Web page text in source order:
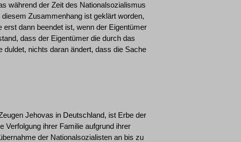
während der Zeit des Nationalsozialismus
Zusammenhang ist geklärt worden,
dann beendet ist, wenn der Eigentümer
dass der Eigentümer die durch das
nichts daran ändert, dass die Sache
Jehovas in Deutschland, ist Erbe der
Verfolgung ihrer Familie aufgrund ihrer
der Nationalsozialisten an bis zu